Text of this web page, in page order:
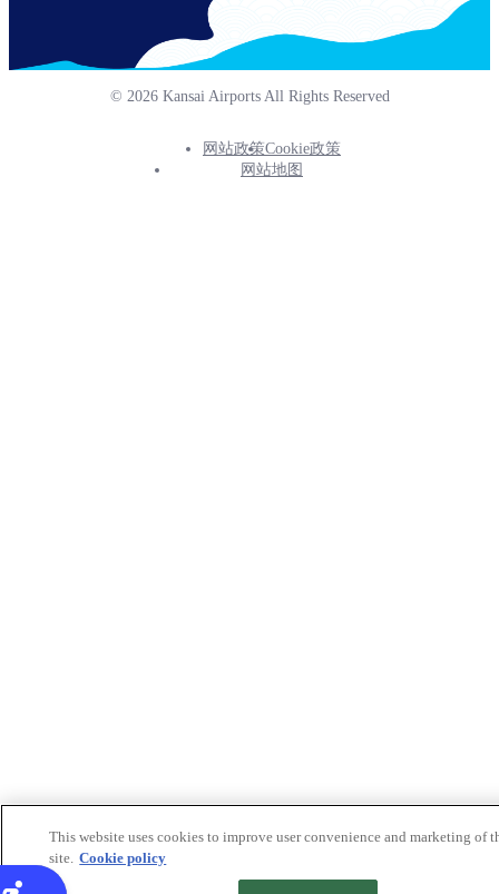
© 2026 Kansai Airports All Rights Reserved
Footer
网站政策Cookie政策
网站地图
This website uses cookies to improve user convenience and marketing of
site. Cookie policy